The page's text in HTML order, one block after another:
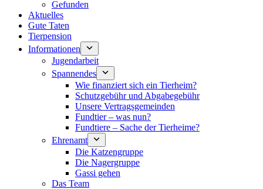
Gefunden
Aktuelles
Gute Taten
Tierpension
Informationen
Jugendarbeit
Spannendes
Wie finanziert sich ein Tierheim?
Schutzgebühr und Abgabegebühr
Unsere Vertragsgemeinden
Fundtier – was nun?
Fundtiere – Sache der Tierheime?
Ehrenamt
Die Katzengruppe
Die Nagergruppe
Gassi gehen
Das Team